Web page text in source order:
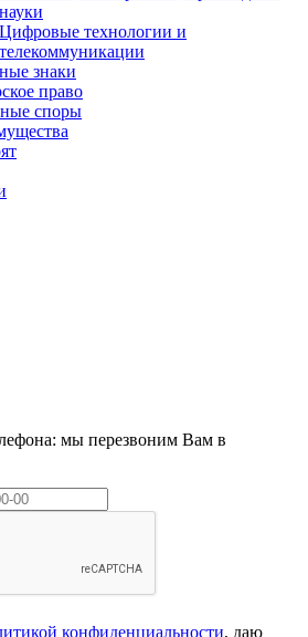
науки
Цифровые технологии и
телекоммуникации
знаки
право
споры
мы перезвоним Вам в
конфиденциальности, даю